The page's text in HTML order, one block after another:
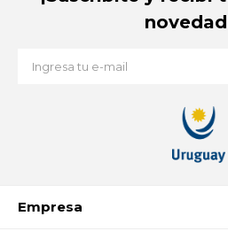
Empresa